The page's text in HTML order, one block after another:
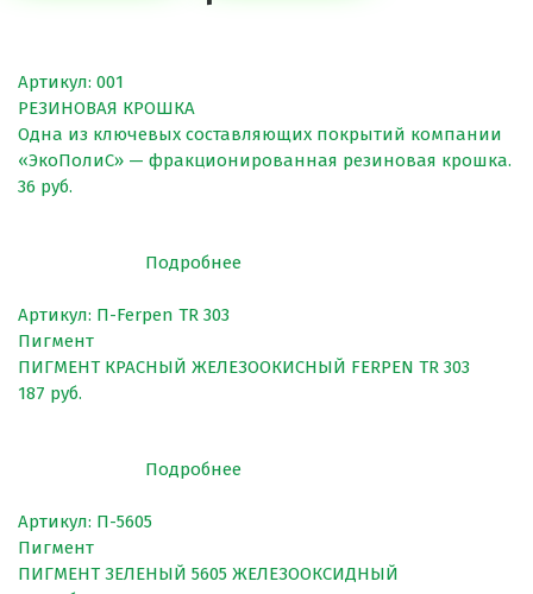
Резиновое покрытие Eco Tech
Резиновое покрытие Eco Running System
Резиновое покрытие ECO SANDWICH
Клиенты и отзывы
Артикул: 001
РЕЗИНОВАЯ КРОШКА
Одна из ключевых составляющих покрытий компании
«ЭкоПолиС» — фракционированная резиновая крошка.
36 руб.
Подробнее
Артикул: П-Ferpen TR 303
Пигмент
ПИГМЕНТ КРАСНЫЙ ЖЕЛЕЗООКИСНЫЙ FERPEN TR 303
187 руб.
Подробнее
Артикул: П-5605
Пигмент
ПИГМЕНТ ЗЕЛЕНЫЙ 5605 ЖЕЛЕЗООКСИДНЫЙ